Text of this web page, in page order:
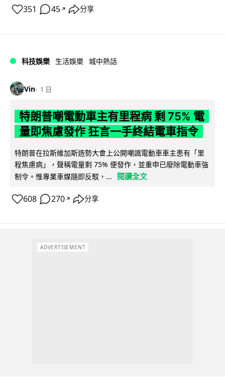
351 45 ↗ 分享
科技娛樂 生活娛樂 城中熱話
Vin 1 日
特朗普嘲電動車主有里程病 剩 75% 電
量即焦慮發作 狂言一手終結電車指令
特朗普在拉斯維加斯造勢大會上公開嘲諷電動車車主患有「里
程焦慮病」，聲稱電量剩 75% 便發作，並重申已廢除電動車強
制令。惟專業車媒隨即反駁，...
閱讀全文
608 270 ↗ 分享
ADVERTISEMENT